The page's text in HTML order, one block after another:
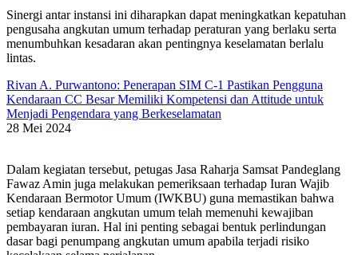
Sinergi antar instansi ini diharapkan dapat meningkatkan kepatuhan
pengusaha angkutan umum terhadap peraturan yang berlaku serta
menumbuhkan kesadaran akan pentingnya keselamatan berlalu
lintas.
Rivan A. Purwantono: Penerapan SIM C-1 Pastikan Pengguna
Kendaraan CC Besar Memiliki Kompetensi dan Attitude untuk
Menjadi Pengendara yang Berkeselamatan
28 Mei 2024
Dalam kegiatan tersebut, petugas Jasa Raharja Samsat Pandeglang
Fawaz Amin juga melakukan pemeriksaan terhadap Iuran Wajib
Kendaraan Bermotor Umum (IWKBU) guna memastikan bahwa
setiap kendaraan angkutan umum telah memenuhi kewajiban
pembayaran iuran. Hal ini penting sebagai bentuk perlindungan
dasar bagi penumpang angkutan umum apabila terjadi risiko